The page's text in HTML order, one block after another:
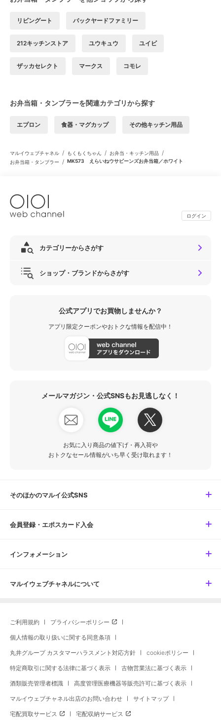
リビングート バックヤードファミリー
212キッチンストア ユウキュウ ユイビ
ザッカセレクト マークス コモレ
お弁当箱・タンブラーを関連カテゴリから探す
エプロン 食器・マグカップ その他キッチン用品
マルイウェブチャネル / もくもくちゃん / お弁当・キッチン用品 /
お弁当箱・タンブラー / MK573 えらいねウサビーンズお弁当箱／ホワイト
ログイン
カテゴリーからさがす
ショップ・ブランドからさがす
公式アプリでお買物しませんか？
アプリ限定クーポンやおトクな情報を配信中！
メールマガジン・公式SNSもお見逃しなく！
お気に入り商品の値下げ・再入荷や
おトクなセール情報がいち早く受け取れます！
そのほかのマルイ公式SNS
会員登録・エポスカード入会
インフォメーション
マルイウェブチャネルについて
ご利用規約 プライバシーポリシー
個人情報の取り扱いに関する同意条項
丸井グループ カスタマーハラスメント対応方針 cookieポリシー
特定商取引に関する法律に基づく表示 古物営業法に基づく表示
酒類販売管理者標識 高度管理医療機器等販売許可に基づく表示
マルイウェブチャネル出店のお問い合わせ サイトマップ
宅配買取サービス 宅配収納サービス